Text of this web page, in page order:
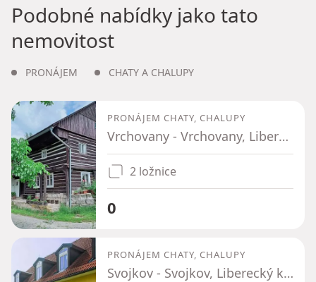
Podobné nabídky jako tato
nemovitost
PRONÁJEM CHATY A CHALUPY
PRONÁJEM CHATY, CHALUPY
Vrchovany - Vrchovany, Liberecký kraj
2 ložnice
0
PRONÁJEM CHATY, CHALUPY
Svojkov - Svojkov, Liberecký kraj